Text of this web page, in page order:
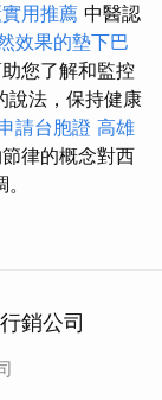
用推薦 中醫認
效果的墊下巴
您了解和監控
說法，保持健康
請台胞證 高雄
律的概念對西
銷公司